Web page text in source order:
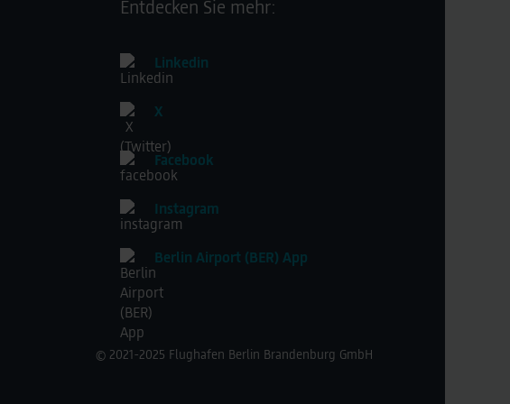
Entdecken Sie mehr:
Linkedin
X
Facebook
Instagram
Berlin Airport (BER) App
© 2021-2025 Flughafen Berlin Brandenburg GmbH